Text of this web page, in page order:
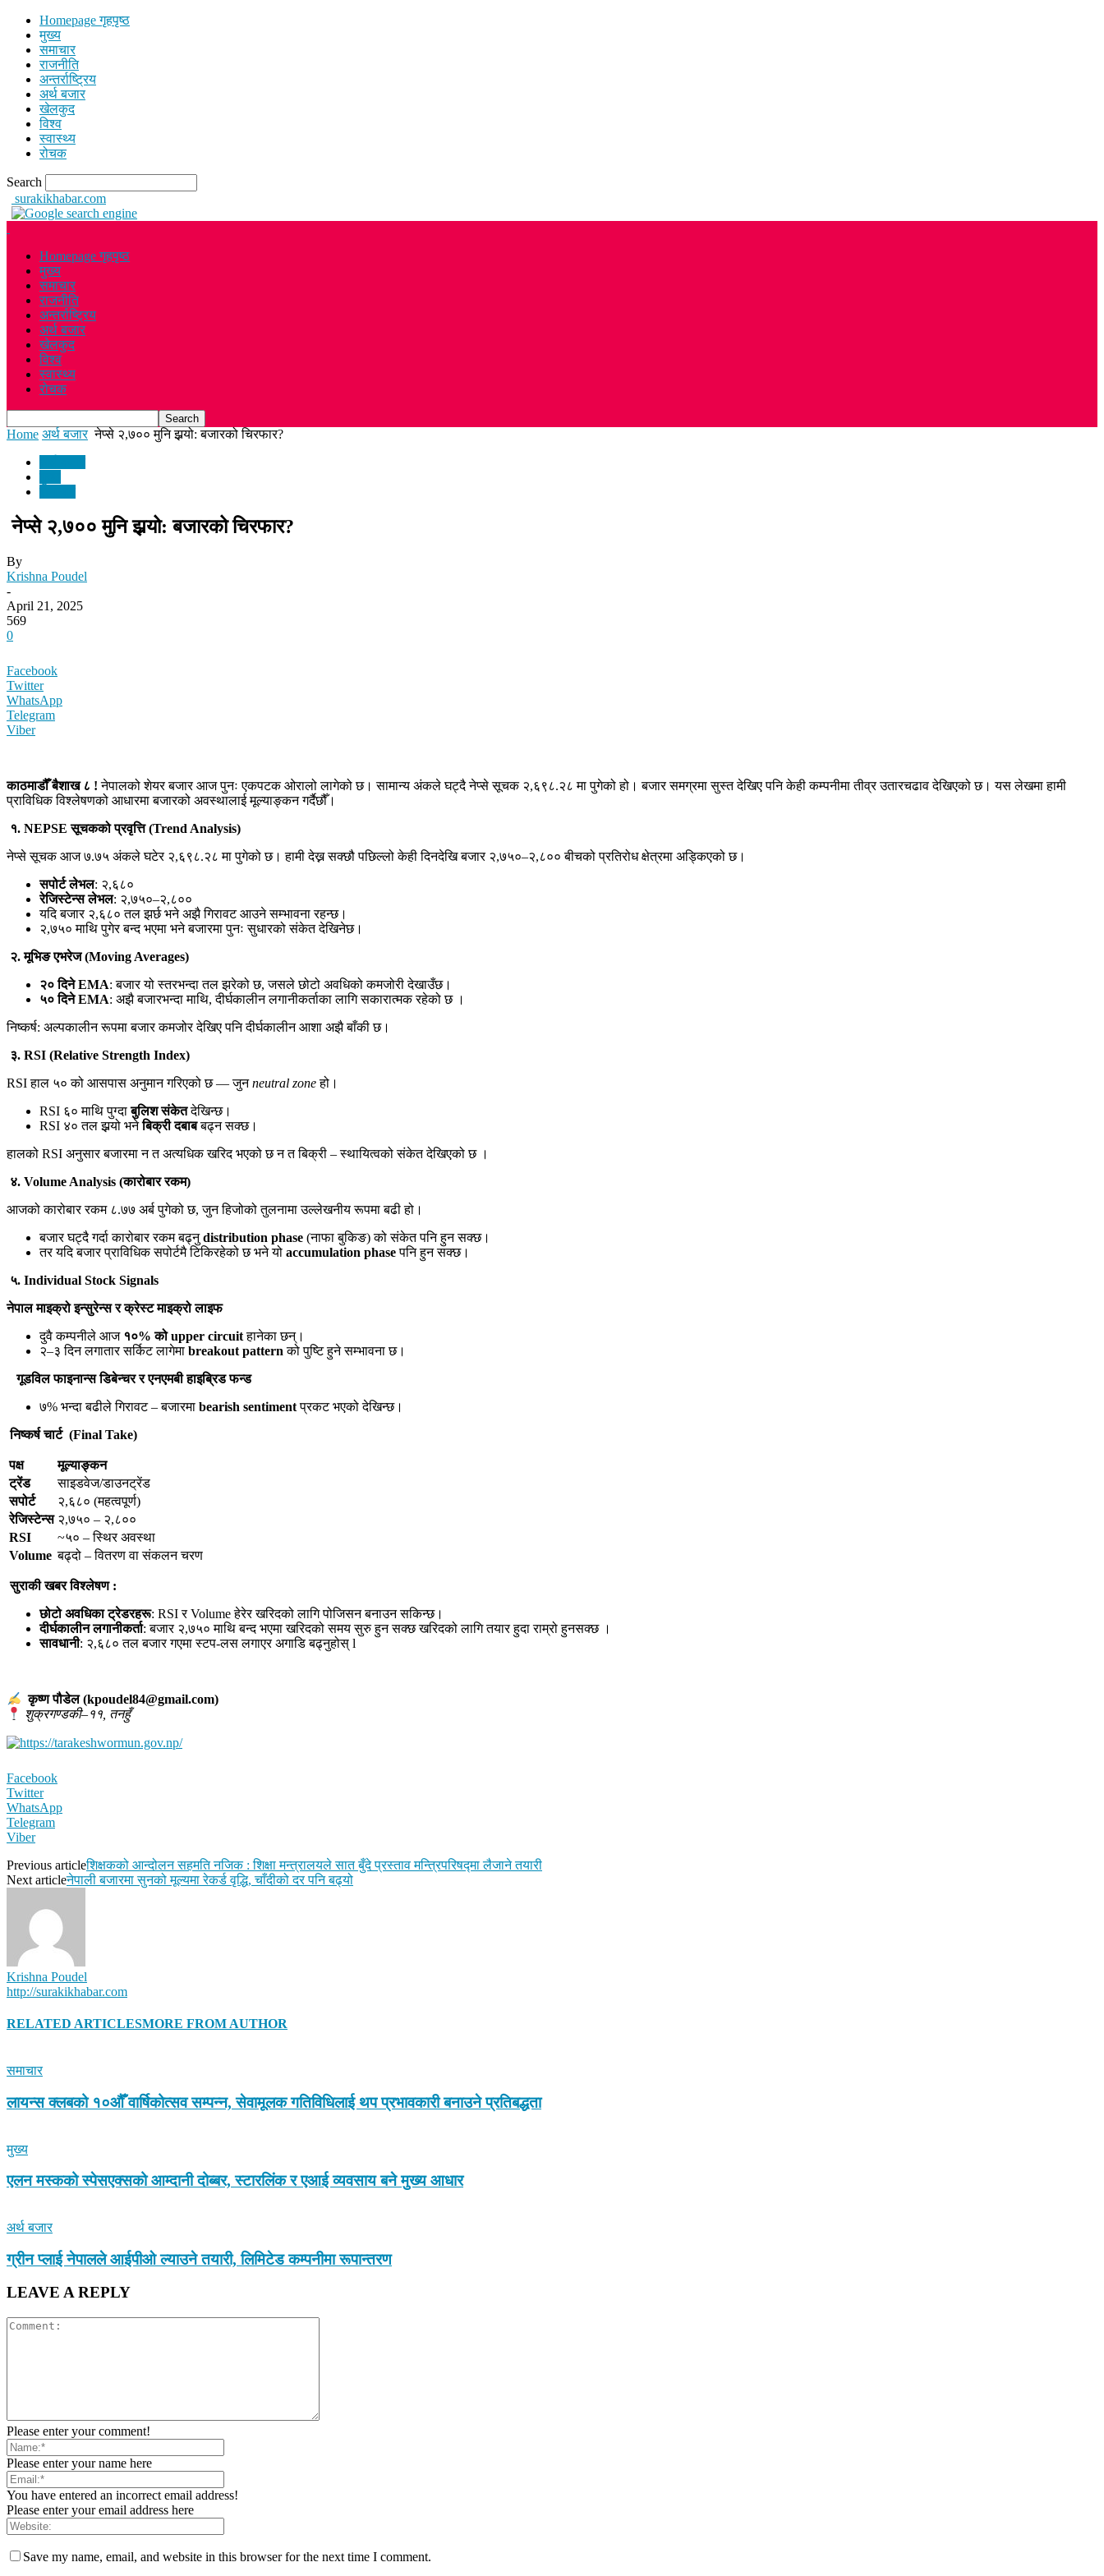
Homepage गृहपृष्ठ
मुख्य
समाचार
राजनीति
अन्तर्राष्ट्रिय
अर्थ बजार
खेलकुद
विश्व
स्वास्थ्य
रोचक
Search
surakikhabar.com
Homepage गृहपृष्ठ
मुख्य
समाचार
राजनीति
अन्तर्राष्ट्रिय
अर्थ बजार
खेलकुद
विश्व
स्वास्थ्य
रोचक
Home अर्थ बजार नेप्से २,७०० मुनि झर्‍यो: बजारको चिरफार?
नेप्से २,७०० मुनि झर्‍यो: बजारको चिरफार?
By
Krishna Poudel
-
April 21, 2025
569
0
Facebook
Twitter
WhatsApp
Telegram
Viber
काठमाडौँ बैशाख ८ ! नेपालको शेयर बजार आज पुनः एकपटक ओरालो लागेको छ। सामान्य अंकले घट्दै नेप्से सूचक २,६९८.२८ मा पुगेको हो। बजार समग्रमा सुस्त देखिए पनि केही कम्पनीमा तीव्र उतारचढाव देखिएको छ। यस लेखमा हामी
प्राविधिक विश्लेषणको आधारमा बजारको अवस्थालाई मूल्याङ्कन गर्दैछौँ।
१. NEPSEसूचकको प्रवृत्ति (Trend Analysis)
नेप्से सूचक आज ७.७५ अंकले घटेर २,६९८.२८ मा पुगेको छ। हामी देख्न सक्छौ पछिल्लो केही दिनदेखि बजार २,७५०–२,८०० बीचको प्रतिरोध क्षेत्रमा अड्किएको छ।
सपोर्ट लेभल: २,६८०
रेजिस्टेन्स लेभल: २,७५०–२,८००
यदि बजार २,६८० तल झर्छ भने अझै गिरावट आउने सम्भावना रहन्छ।
२,७५० माथि पुगेर बन्द भएमा भने बजारमा पुनः सुधारको संकेत देखिनेछ।
२. मूभिङ एभरेज (Moving Averages)
२० दिनेEMA: बजार यो स्तरभन्दा तल झरेको छ, जसले छोटो अवधिको कमजोरी देखाउँछ।
५० दिनेEMA: अझै बजारभन्दा माथि, दीर्घकालीन लगानीकर्ताका लागि सकारात्मक रहेको छ ।
निष्कर्ष: अल्पकालीन रूपमा बजार कमजोर देखिए पनि दीर्घकालीन आशा अझै बाँकी छ।
३. RSI (Relative Strength Index)
RSI हाल ५० को आसपास अनुमान गरिएको छ — जुनneutral zoneहो।
RSI ६० माथि पुग्दाबुलिश संकेतदेखिन्छ।
RSI ४० तल झर्‍यो भनेबिक्री दबाबबढ्न सक्छ।
हालको RSI अनुसार बजारमा न त अत्यधिक खरिद भएको छ न त बिक्री – स्थायित्वको संकेत देखिएको छ ।
४. Volume Analysis (कारोबार रकम)
आजको कारोबार रकम ८.७७ अर्ब पुगेको छ, जुन हिजोको तुलनामा उल्लेखनीय रूपमा बढी हो।
बजार घट्दै गर्दा कारोबार रकम बढ्नुdistribution phase (नाफा बुकिङ) को संकेत पनि हुन सक्छ।
तर यदि बजार प्राविधिक सपोर्टमै टिकिरहेको छ भने यो accumulation phaseपनि हुन सक्छ।
५. Individual Stock Signals
नेपाल माइक्रो इन्सुरेन्स र क्रेस्ट माइक्रो लाइफ
दुवै कम्पनीले आज १०% कोupper circuitहानेका छन्।
२–३ दिन लगातार सर्किट लागेमा breakout pattern को पुष्टि हुने सम्भावना छ।
गूडविल फाइनान्स डिबेन्चर र एनएमबी हाइब्रिड फन्ड
७% भन्दा बढीले गिरावट – बजारमा bearish sentimentप्रकट भएको देखिन्छ।
निष्कर्ष चार्ट (Final Take)
पक्ष
मूल्याङ्कन
ट्रेंड
साइडवेज/डाउनट्रेंड
सपोर्ट
२,६८० (महत्वपूर्ण)
रेजिस्टेन्स २,७५० – २,८००
RSI
~५० – स्थिर अवस्था
Volume बढ्दो – वितरण वा संकलन चरण
सुराकी खबर विश्लेषण :
छोटो अवधिका ट्रेडरहरू: RSI र Volume हेरेर खरिदको लागि पोजिसन बनाउन सकिन्छ।
दीर्घकालीन लगानीकर्ता: बजार २,७५० माथि बन्द भएमा खरिदको समय सुरु हुन सक्छ खरिदको लागि तयार हुदा राम्रो हुनसक्छ ।
सावधानी: २,६८० तल बजार गएमा स्टप-लस लगाएर अगाडि बढ्नुहोस् l
कृष्ण पौडेल (kpoudel84@gmail.com)
शुक्रगण्डकी–११, तनहुँ
Facebook
Twitter
WhatsApp
Telegram
Viber
Previous articleशिक्षकको आन्दोलन सहमति नजिक : शिक्षा मन्त्रालयले सात बुँदे प्रस्ताव मन्त्रिपरिषद्मा लैजाने तयारी
Next articleनेपाली बजारमा सुनको मूल्यमा रेकर्ड वृद्धि, चाँदीको दर पनि बढ्यो
Krishna Poudel
http://surakikhabar.com
RELATED ARTICLESMORE FROM AUTHOR
समाचार
लायन्स क्लबको १०औँ वार्षिकोत्सव सम्पन्न, सेवामूलक गतिविधिलाई थप प्रभावकारी बनाउने प्रतिबद्धता
मुख्य
एलन मस्कको स्पेसएक्सको आम्दानी दोब्बर, स्टारलिंक र एआई व्यवसाय बने मुख्य आधार
अर्थ बजार
ग्रीन प्लाई नेपालले आईपीओ ल्याउने तयारी, लिमिटेड कम्पनीमा रूपान्तरण
LEAVE A REPLY
Please enter your comment!
Please enter your name here
You have entered an incorrect email address!
Please enter your email address here
Save my name, email, and website in this browser for the next time I comment.